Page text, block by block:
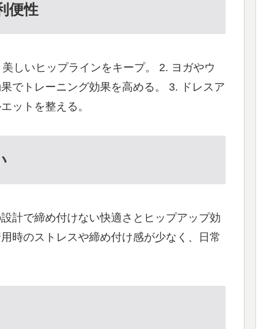
便性
しいヒップラインをキープ。 2. ヨガやウ
でトレーニング効果を高める。 3. ドレスア
ットを整える。
計で締め付けない快適さとヒップアップ効
時のストレスや締め付け感が少なく、日常